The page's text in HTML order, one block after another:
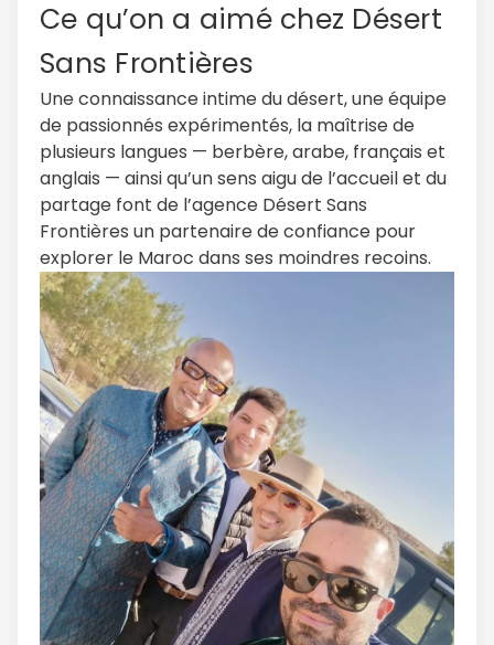
Ce qu’on a aimé chez Désert
Sans Frontières
Une connaissance intime du désert, une équipe
de passionnés expérimentés, la maîtrise de
plusieurs langues — berbère, arabe, français et
anglais — ainsi qu’un sens aigu de l’accueil et du
partage font de l’agence Désert Sans
Frontières un partenaire de confiance pour
explorer le Maroc dans ses moindres recoins.
ou connectez-vous par mail
Politique de
confidentialité.